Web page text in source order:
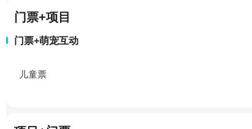
门票+项目
门票+萌宠互动
儿童票